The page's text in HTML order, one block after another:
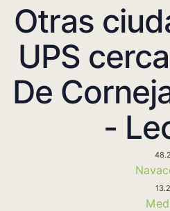
Otras
UPS
De
-